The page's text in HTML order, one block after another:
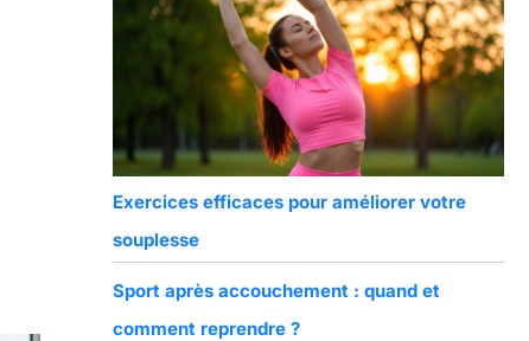
Exercices efficaces pour améliorer votre
souplesse
Sport après accouchement : quand et
comment reprendre ?